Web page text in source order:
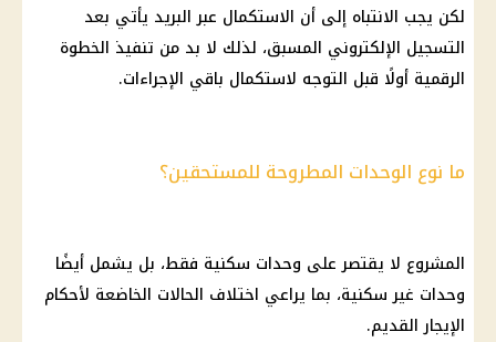
لكن يجب الانتباه إلى أن الاستكمال عبر البريد يأتي بعد
التسجيل الإلكتروني المسبق، لذلك لا بد من تنفيذ الخطوة
الرقمية أولًا قبل التوجه لاستكمال باقي الإجراءات.
ما نوع الوحدات المطروحة للمستحقين؟
المشروع لا يقتصر على وحدات سكنية فقط، بل يشمل أيضًا
وحدات غير سكنية، بما يراعي اختلاف الحالات الخاضعة لأحكام
الإيجار القديم.